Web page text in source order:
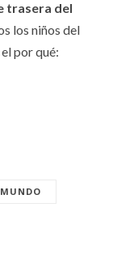
trasera del
los niños del
por qué: